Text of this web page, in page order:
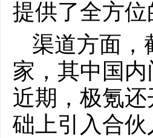
提供了全方
渠道方面，
家，其中国
近期，极氪
础上引入合